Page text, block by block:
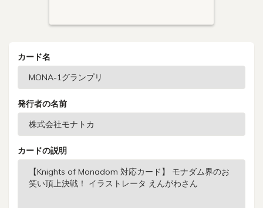
カード名
発行者の名前
カードの説明